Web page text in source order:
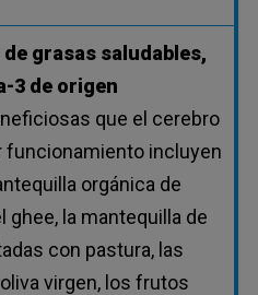
grasas saludables,
3 de origen
que el cerebro
funcionamiento incluyen
orgánica de
ghee, la mantequilla de
con pastura, las
virgen, los frutos